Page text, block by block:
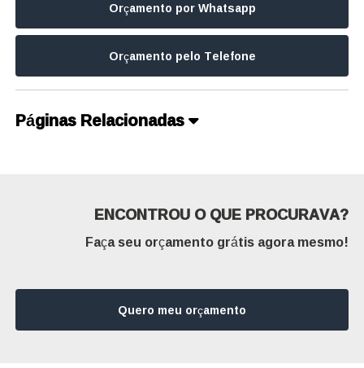
Orçamento por Whatsapp
Orçamento pelo Telefone
Páginas Relacionadas
ENCONTROU O QUE PROCURAVA?
Faça seu orçamento grátis agora mesmo!
Quero meu orçamento